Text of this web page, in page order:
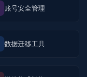
账号安全管理
数据迁移工具